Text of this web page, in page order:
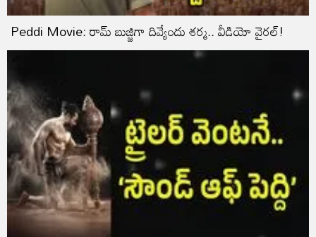
Peddi Movie: రామ్ బుజ్జిగా దివ్యేందు శర్మ.. వీడియో వైరల్!